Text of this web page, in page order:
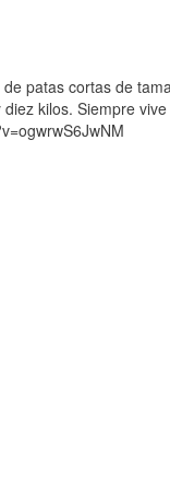
patas cortas de
kilos. Siempre